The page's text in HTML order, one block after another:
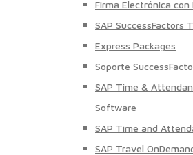
Firma Electrónica con
SAP SuccessFactors
Express Packages
Soporte
SAP Time &
Software
SAP Time and
SAP Travel